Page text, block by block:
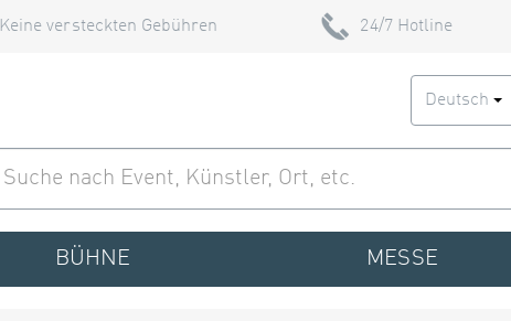
Keine versteckten Gebühren 24/7 Hotline
Deutsch
BÜHNE MESSE